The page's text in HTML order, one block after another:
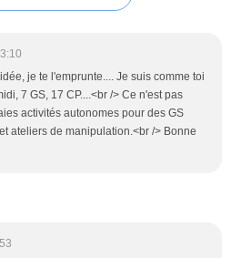
je te l'emprunte.... Je suis comme toi
7 GS, 17 CP....<br /> Ce n'est pas
activités autonomes pour des GS
ateliers de manipulation.<br /> Bonne